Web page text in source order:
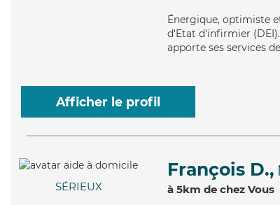
Énergique, optimiste
d'Etat d'infirmier
apporte ses services
Afficher le profil
SÉRIEUX
François D.,
à 5km de chez Vous